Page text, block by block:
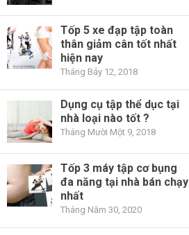
Tốp 5 xe đạp tập toàn
thân giảm cân tốt nhất
hiện nay
Tháng Bảy 12, 2018
Dụng cụ tập thể dục tại
nhà loại nào tốt ?
Tháng Mười Một 9, 2018
Tốp 3 máy tập cơ bụng
đa năng tại nhà bán chạy
nhất
Tháng Năm 30, 2020